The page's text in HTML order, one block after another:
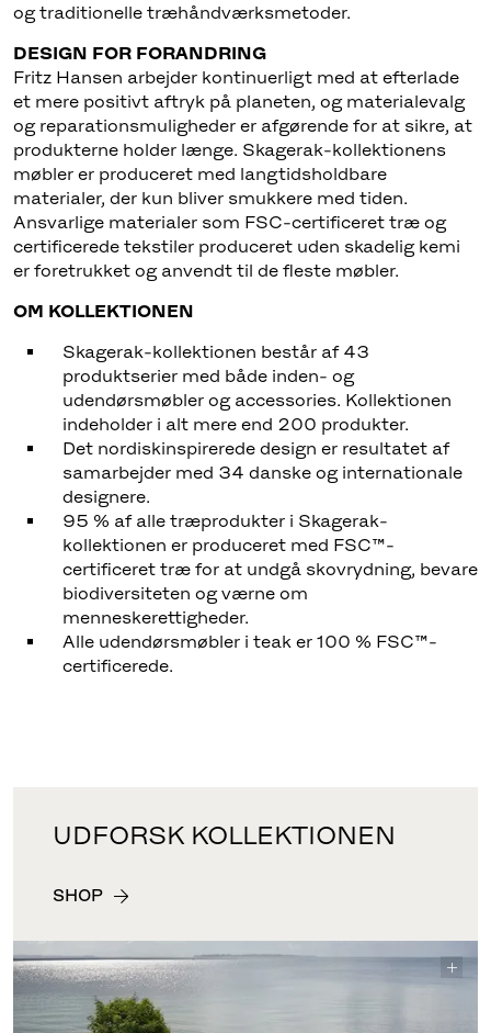
og traditionelle træhåndværksmetoder.
DESIGN FOR FORANDRING
Fritz Hansen arbejder kontinuerligt med at efterlade
et mere positivt aftryk på planeten, og materialevalg
og reparationsmuligheder er afgørende for at sikre, at
produkterne holder længe. Skagerak-kollektionens
møbler er produceret med langtidsholdbare
materialer, der kun bliver smukkere med tiden.
Ansvarlige materialer som FSC-certificeret træ og
certificerede tekstiler produceret uden skadelig kemi
er foretrukket og anvendt til de fleste møbler.
OM KOLLEKTIONEN
Skagerak-kollektionen består af 43
produktserier med både inden- og
udendørsmøbler og accessories. Kollektionen
indeholder i alt mere end 200 produkter.
Det nordiskinspirerede design er resultatet af
samarbejder med 34 danske og internationale
designere.
95 % af alle træprodukter i Skagerak-
kollektionen er produceret med FSC™-
certificeret træ for at undgå skovrydning, bevare
biodiversiteten og værne om
menneskerettigheder.
Alle udendørsmøbler i teak er 100 % FSC™-
certificerede.
UDFORSK KOLLEKTIONEN
SHOP